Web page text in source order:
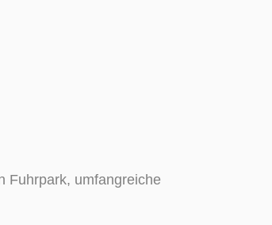
Fuhrpark, umfangreiche